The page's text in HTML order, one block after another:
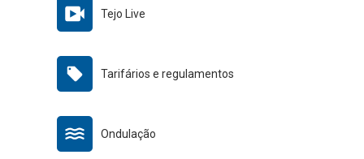
Tejo Live
Tarifários e regulamentos
Ondulação